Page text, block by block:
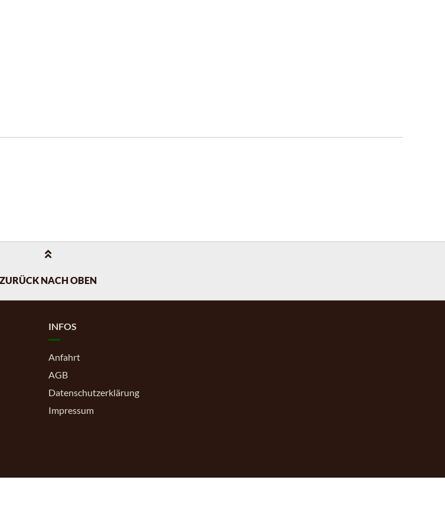
ZURÜCK NACH OBEN
INFOS
Anfahrt
AGB
Datenschutzerklärung
Impressum